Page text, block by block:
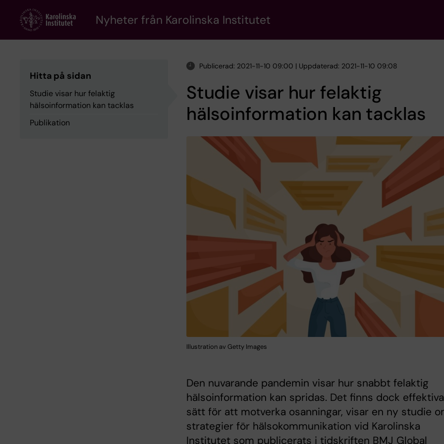
content
Nyheter från Karolinska Institutet
Hitta på sidan
Studie visar hur felaktig
hälsoinformation kan tacklas
Publikation
Publicerad: 2021-11-10 09:00 | Uppdaterad: 2021-11-10 09:08
Studie visar hur felaktig
hälsoinformation kan tacklas
Illustration av Getty Images
Den nuvarande pandemin visar hur snabbt felaktig
hälsoinformation kan spridas. Det finns dock effektiva
sätt för att motverka osanningar, visar en ny studie
strategier för hälsokommunikation vid Karolinska
Institutet som publicerats i tidskriften BMJ Global